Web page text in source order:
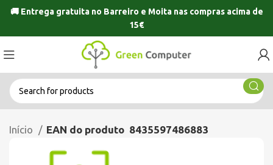
🚚 Entrega gratuita no Barreiro e Moitanas compras acima de
15€
Início EAN do produto 8435597486883